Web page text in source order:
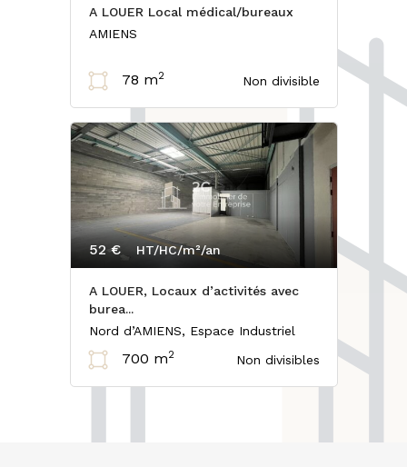
A LOUER Local médical/bureaux
Non divisible
AMIENS
78 m2
A LOUER, Locaux d’activités avec
burea...
Non divisibles
52 € HT/HC/m²/an
Nord d’AMIENS, Espace Industriel
700 m2